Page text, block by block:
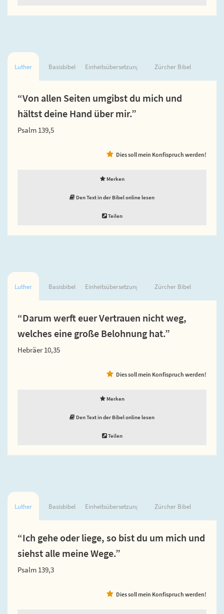
Luther Basisbibel Einheitsübersetzung Zürcher Bibel
“Von allen Seiten umgibst du mich und
hältst deine Hand über mir.”
Psalm 139,5
Dies soll mein Konfispruch werden!
Merken
Den Text in der Bibel online lesen
Teilen
Luther Basisbibel Einheitsübersetzung Zürcher Bibel
“Darum werft euer Vertrauen nicht weg,
welches eine große Belohnung hat.”
Hebräer 10,35
Dies soll mein Konfispruch werden!
Merken
Den Text in der Bibel online lesen
Teilen
Luther Basisbibel Einheitsübersetzung Zürcher Bibel
“Ich gehe oder liege, so bist du um mich und
siehst alle meine Wege.”
Psalm 139,3
Dies soll mein Konfispruch werden!